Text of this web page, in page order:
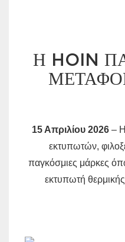
Η HOIN
15 Απριλίου 2026– Η
εκτυπωτών,
παγκόσμιες μάρκες
εκτυπωτή